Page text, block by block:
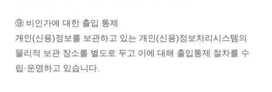
⑨ 비인가에 대한 출입 통제
개인(신용)정보를 보관하고 있는 개인(신용)정보처리시스템의
물리적 보관 장소를 별도로 두고 이에 대해 출입통제 절차를 수
립·운영하고 있습니다.